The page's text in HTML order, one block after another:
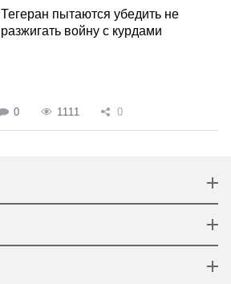
Тегеран пытаются убедить не
разжигать войну с курдами
0 1111 0